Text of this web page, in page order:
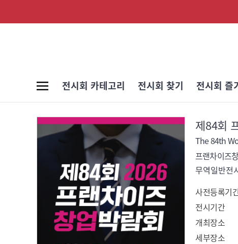
전시회 카테고리 전시회 찾기 전시회 즐
제84회
The 84th
프랜차이즈
무역일반전
사전등록기
전시기간
개최장소
세부장소